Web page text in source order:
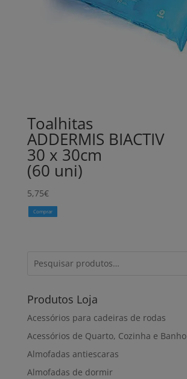
Toalhitas
ADDERMIS BIACTIV
30 x 30cm
(60 uni)
5,75€
Comprar
Produtos Loja
Acessórios para cadeiras de rodas
Acessórios de Quarto, Cozinha e Banho
Almofadas antiescaras
Almofadas de dormir